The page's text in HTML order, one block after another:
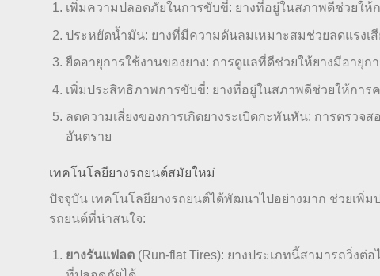
เพิ่มความปลอดภัยในการขับขี่: ยางที่อยู่ในสภาพดีช่วยให้
ประหยัดน้ำมัน: ยางที่มีความดันลมเหมาะสมช่วยลดแรง
ยืดอายุการใช้งานของยาง: การดูแลที่ดีช่วยให้ยางมีอายุ
เพิ่มประสิทธิภาพการขับขี่: ยางที่อยู่ในสภาพดีช่วยให้กา
ลดความเสี่ยงของการเกิดยางระเบิดกะทันหัน: การตรว
อันตราย
เทคโนโลยียางรถยนต์สมัยใหม่
ปัจจุบัน เทคโนโลยียางรถยนต์ได้พัฒนาไปอย่างมาก ช่วยเ
รถยนต์ที่น่าสนใจ:
ยางรันแฟลต(Run-flat Tires): ยางประเภทนี้สามารถวิ่ง